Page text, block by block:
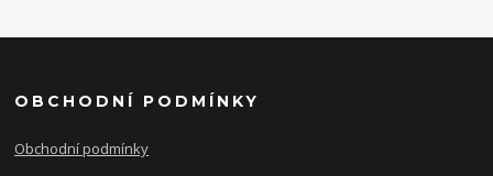
OBCHODNÍ PODMÍNKY
Obchodní podmínky